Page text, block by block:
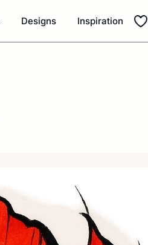
Designs Inspiration